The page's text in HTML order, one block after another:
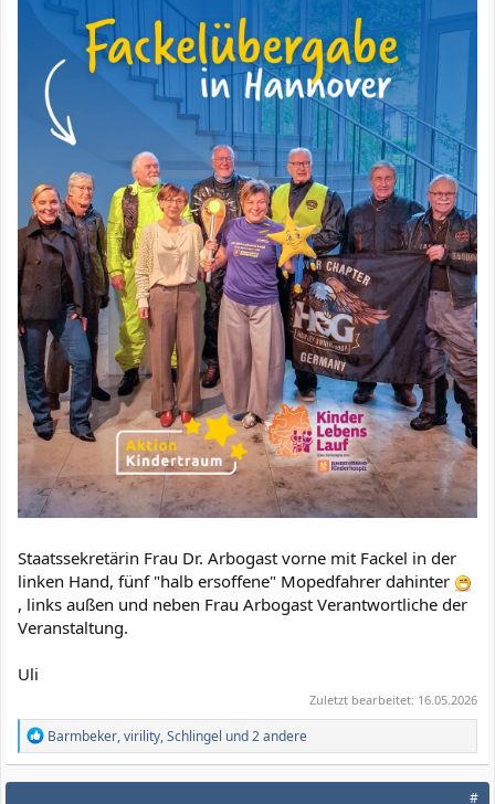
Staatssekretärin Frau Dr. Arbogast vorne mit Fackel in der
linken Hand, fünf "halb ersoffene" Mopedfahrer dahinter
, links außen und neben Frau Arbogast Verantwortliche der
Veranstaltung.
Uli
Zuletzt bearbeitet: 16.05.2026
R
e
a
k
Barmbeker,virility,Schlingel und 2 andere
#